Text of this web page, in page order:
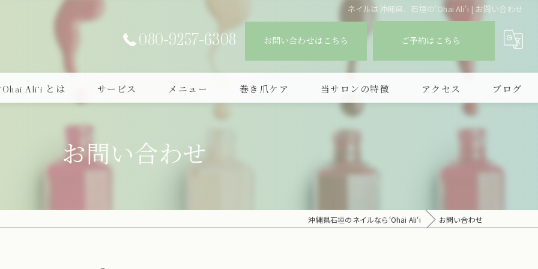
ネイルは沖縄県、石垣の‘Ohai Ali‘i | お問い合わせ
080-9257-6308 お問い合わせはこちら ご予約はこちら
‘Ohai Ali‘i とは サービス メニュー 巻き爪ケア 当サロンの特徴
デザイン
シンプル
アクセス ブログ
お問い合わせ
沖縄県石垣のネイルなら‘Ohai Ali‘i お問い合わせ